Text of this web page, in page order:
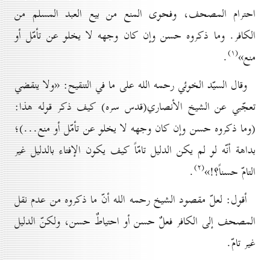
احترام المصحف، وفحوى المنع من بيع العبد المسلم من
الكافر. وما ذكروه حسن وإن كان وجهه لا يخلو عن تأمّل أو
منع»(۱) .
وقال السيّد الخوئي رحمه الله على ما في التنقيح: «ولا ينقضي
تعجّبي عن الشيخ الأنصاري(قدس سره) كيف ذكر قوله هذا:
(وما ذكروه حسن وإن كان وجهه لا يخلو عن تأمّل أو منع...)؛
بداهة أنّه لو لم يكن الدليل تامّاً كيف يكون الإفتاء بالدليل غير
التامّ حسناً؟!»(۲) .
أقول: لعلّ مقصود الشيخ رحمه الله أنّ ما ذكروه من عدم نقل
المصحف إلى الكافر فعلٌ حسن أو احتياطٌ حسن، ولكنّ الدليل
غير تامّ.